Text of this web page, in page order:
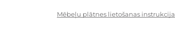
Mēbeļu plātnes lietošanas instrukcija